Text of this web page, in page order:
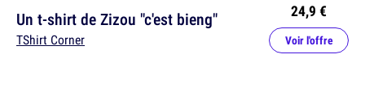
Un t-shirt de Zizou "c'est bieng"
TShirt Corner
24,9 €
Voir l'offre